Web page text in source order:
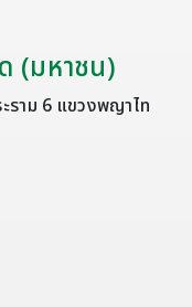
(มหาชน)
ราม 6 แขวงพญาไท